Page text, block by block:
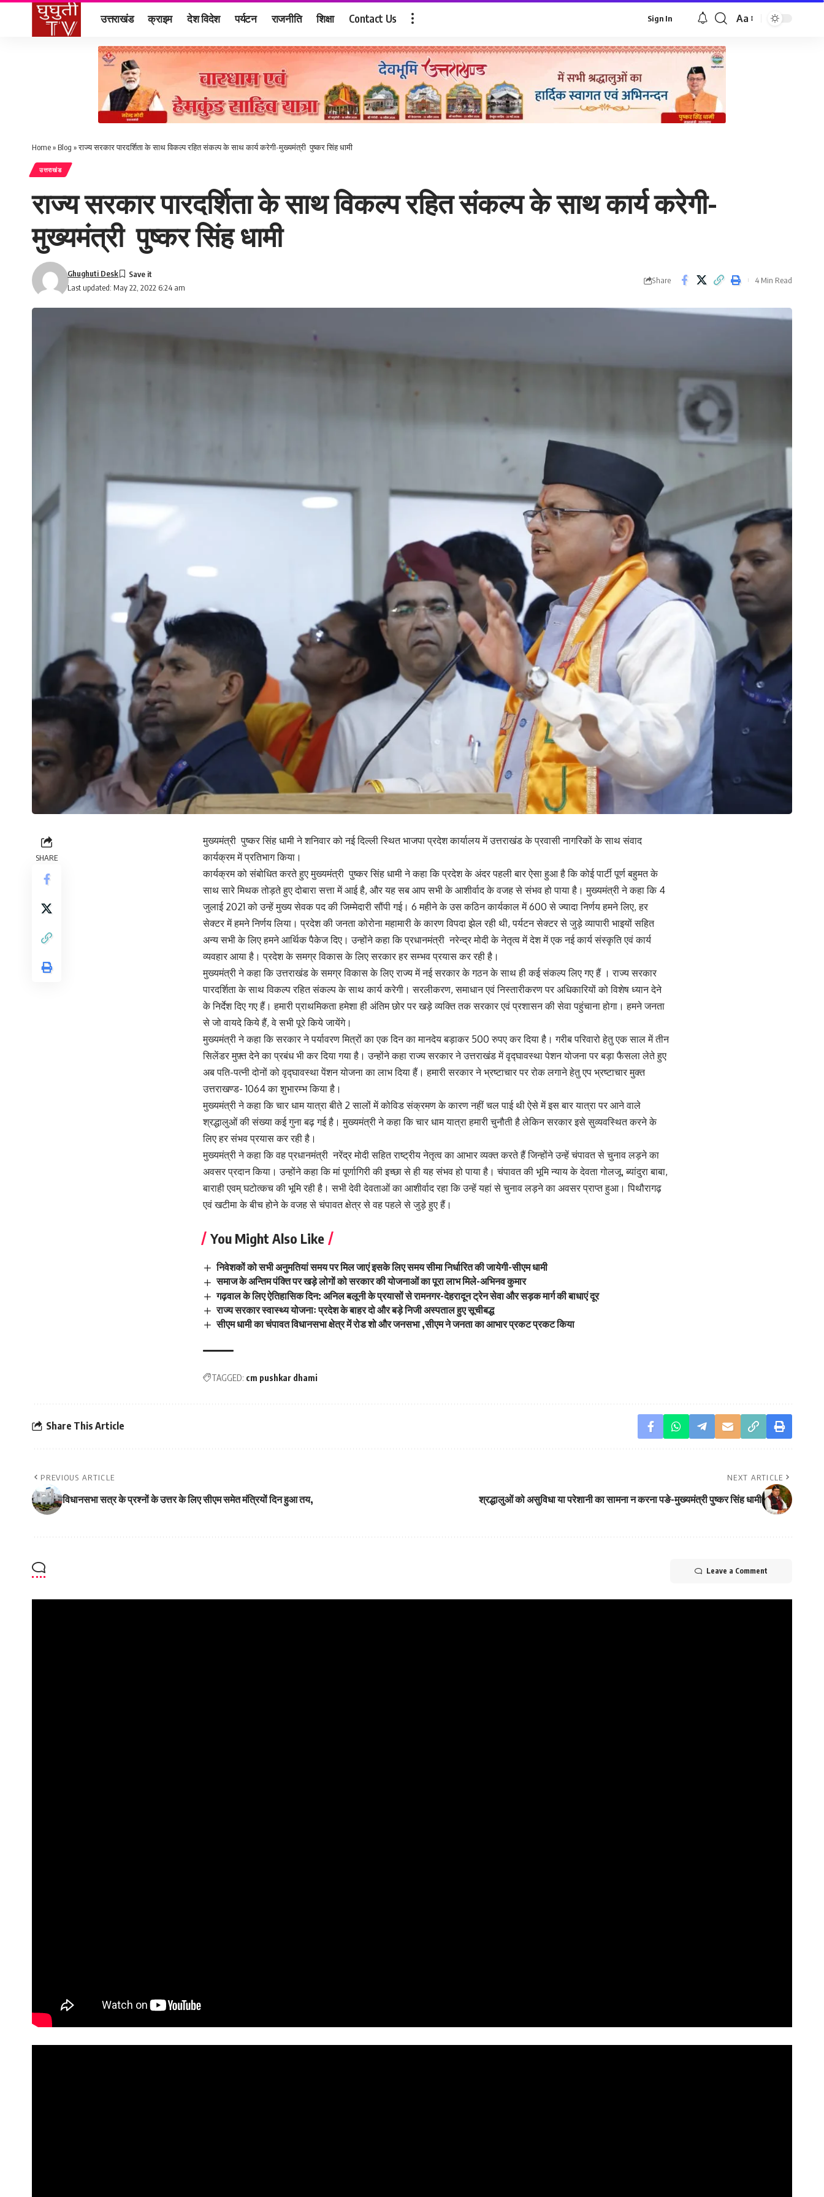
उत्तराखंड क्राइम देश विदेश पर्यटन राजनीति शिक्षा Contact Us Sign In
Font
Aa
Home» Blog »राज्य सरकार पारदर्शिता के साथ विकल्प रहित संकल्प के साथ कार्य करेगी-मुख्यमंत्री पुष्कर सिंह धामी
उत्तराखंड
राज्य सरकार पारदर्शिता के साथ विकल्प रहित संकल्प के साथ कार्य करेगी-
मुख्यमंत्री पुष्कर सिंह धामी
Last updated: May 22, 2022 6:24 am
Ghughuti Desk
Share 4 Min Read
SHARE
मुख्यमंत्री पुष्कर सिंह धामी ने शनिवार को नई दिल्ली स्थित भाजपा प्रदेश कार्यालय में उत्तराखंड के प्रवासी नागरिकों के साथ संवाद
कार्यक्रम में प्रतिभाग किया।
कार्यक्रम को संबोधित करते हुए मुख्यमंत्री पुष्कर सिंह धामी ने कहा कि प्रदेश के अंदर पहली बार ऐसा हुआ है कि कोई पार्टी पूर्ण बहुमत के
साथ सारे मिथक तोड़ते हुए दोबारा सत्ता में आई है, और यह सब आप सभी के आशीर्वाद के वजह से संभव हो पाया है। मुख्यमंत्री ने कहा कि 4
जुलाई 2021 को उन्हें मुख्य सेवक पद की जिम्मेदारी सौंपी गई। 6 महीने के उस कठिन कार्यकाल में 600 से ज्यादा निर्णय हमने लिए, हर
सेक्टर में हमने निर्णय लिया। प्रदेश की जनता कोरोना महामारी के कारण विपदा झेल रही थी, पर्यटन सेक्टर से जुड़े व्यापारी भाइयों सहित
अन्य सभी के लिए हमने आर्थिक पैकेज दिए। उन्होंने कहा कि प्रधानमंत्री नरेन्द्र मोदी के नेतृत्व में देश में एक नई कार्य संस्कृति एवं कार्य
व्यवहार आया है। प्रदेश के समग्र विकास के लिए सरकार हर सम्भव प्रयास कर रही है।
मुख्यमंत्री ने कहा कि उत्तराखंड के समग्र विकास के लिए राज्य में नई सरकार के गठन के साथ ही कई संकल्प लिए गए हैं । राज्य सरकार
पारदर्शिता के साथ विकल्प रहित संकल्प के साथ कार्य करेगी। सरलीकरण, समाधान एवं निस्तारीकरण पर अधिकारियों को विशेष ध्यान देने
के निर्देश दिए गए हैं। हमारी प्राथमिकता हमेशा ही अंतिम छोर पर खड़े व्यक्ति तक सरकार एवं प्रशासन की सेवा पहुंचाना होगा। हमने जनता
से जो वायदे किये हैं, वे सभी पूरे किये जायेंगे।
मुख्यमंत्री ने कहा कि सरकार ने पर्यावरण मित्रों का एक दिन का मानदेय बड़ाकर 500 रुपए कर दिया है। गरीब परिवारो हेतु एक साल में तीन
सिलेंडर मुफ़्त देने का प्रबंध भी कर दिया गया है। उन्होंने कहा राज्य सरकार ने उत्तराखंड में वृद्घावस्था पेशन योजना पर बड़ा फैसला लेते हुए
अब पति-पत्नी दोनों को वृद्घावस्था पेंशन योजना का लाभ दिया हैं। हमारी सरकार ने भ्रष्टाचार पर रोक लगाने हेतु एप भ्रष्टाचार मुक्त
उत्तराखण्ड- 1064 का शुभारम्भ किया है।
मुख्यमंत्री ने कहा कि चार धाम यात्रा बीते 2 सालों में कोविड संक्रमण के कारण नहीं चल पाई थी ऐसे में इस बार यात्रा पर आने वाले
श्रद्धालुओं की संख्या कई गुना बढ़ गई है। मुख्यमंत्री ने कहा कि चार धाम यात्रा हमारी चुनौती है लेकिन सरकार इसे सुव्यवस्थित करने के
लिए हर संभव प्रयास कर रही है।
मुख्यमंत्री ने कहा कि वह प्रधानमंत्री नरेंद्र मोदी सहित राष्ट्रीय नेतृत्व का आभार व्यक्त करते हैं जिन्होंने उन्हें चंपावत से चुनाव लड़ने का
अवसर प्रदान किया। उन्होंने कहा कि मां पूर्णागिरी की इच्छा से ही यह संभव हो पाया है। चंपावत की भूमि न्याय के देवता गोलजू, ब्यांदुरा बाबा,
बाराही एवम् घटोत्कच की भूमि रही है। सभी देवी देवताओं का आशीर्वाद रहा कि उन्हें यहां से चुनाव लड़ने का अवसर प्राप्त हुआ। पिथौरागढ़
एवं खटीमा के बीच होने के वजह से चंपावत क्षेत्र से वह पहले से जुड़े हुए हैं।
You Might Also Like
निवेशकों को सभी अनुमतियां समय पर मिल जाएं इसके लिए समय सीमा निर्धारित की जायेगी-सीएम धामी
समाज के अन्तिम पंक्ति पर खड़े लोगों को सरकार की योजनाओं का पूरा लाभ मिले-अभिनव कुमार
गढ़वाल के लिए ऐतिहासिक दिन: अनिल बलूनी के प्रयासों से रामनगर-देहरादून ट्रेन सेवा और सड़क मार्ग की बाधाएं दूर
राज्य सरकार स्वास्थ्य योजनाः प्रदेश के बाहर दो और बड़े निजी अस्पताल हुए सूचीबद्ध
सीएम धामी का चंपावत विधानसभा क्षेत्र में रोड शो और जनसभा ,सीएम ने जनता का आभार प्रकट प्रकट किया
TAGGED: cm pushkar dhami
Share This Article
PREVIOUS ARTICLE
विधानसभा सत्र के प्रश्नों के उत्तर के लिए सीएम समेत मंत्रियों दिन हुआ तय,
NEXT ARTICLE
श्रद्धालुओं को असुविधा या परेशानी का सामना न करना पङे-मुख्यमंत्री पुष्कर सिंह धामी
Leave a Comment